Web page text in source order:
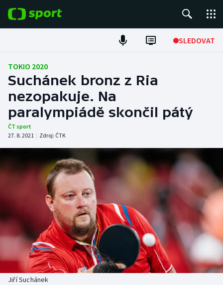
SLEDOVAT
Fotbal
Hokej
Tenis
Atletika
Cyklistika
DALŠÍ SPORTY
Americký fotbal
Baseball a softbal
Basketbal
Biatlon
NEPŘEHLÉDNĚTE
Soutěže
Historické návraty
Aplikace ČT sport
TOKIO 2020
Suchánek bronz z Ria
nezopakuje. Na
paralympiádě skončil pátý
ČT sport
27. 8. 2021 | Zdroj: ČTK
Jiří Suchánek